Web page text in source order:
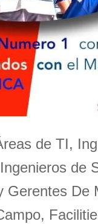
de TI,
de
Gerentes De